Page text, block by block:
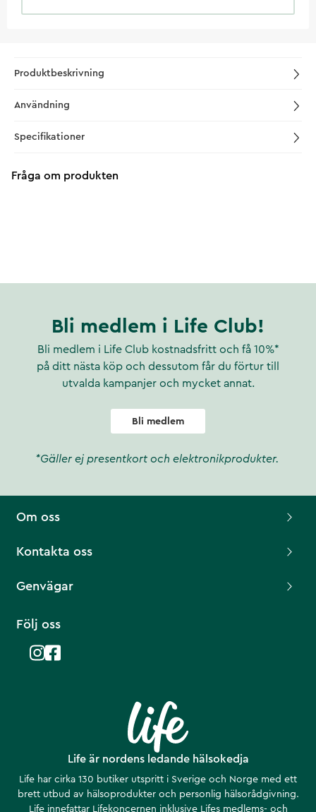
Produktbeskrivning
Användning
Specifikationer
Fråga om produkten
Bli medlem i Life Club!
Bli medlem i Life Club kostnadsfritt och få 10%*
på ditt nästa köp och dessutom får du förtur till
utvalda kampanjer och mycket annat.
Bli medlem
*Gäller ej presentkort och elektronikprodukter.
Life är nordens ledande hälsokedja
Life har cirka 130 butiker utspritt i Sverige och Norge med ett
brett utbud av hälsoprodukter och personlig hälsorådgivning.
Life innefattar Lifekoncernen inklusive Lifes medlems- och
Om oss
Kontakta oss
Genvägar
Följ oss